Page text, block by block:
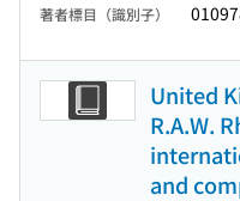
著者標目（識別子）
United
R.A.W.
and